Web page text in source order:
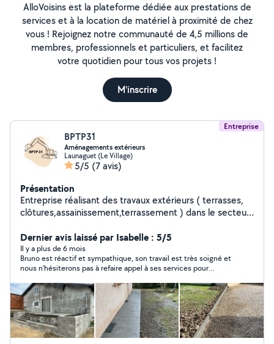
AlloVoisins est la plateforme dédiée aux prestations de
services et à la location de matériel à proximité de chez
vous ! Rejoignez notre communauté de 4,5 millions de
membres, professionnels et particuliers, et facilitez
votre quotidien pour tous vos projets !
M'inscrire
Entreprise
BPTP31
Aménagements extérieurs
Launaguet (Le Village)
5/5 (7 avis)
Présentation
Entreprise réalisant des travaux extérieurs ( terrasses,
clôtures,assainissement,terrassement ) dans le secteur
Dernier avis laissé par Isabelle : 5/5
Il y a plus de 6 mois
Bruno est réactif et sympathique, son travail est très soigné et
nous n'hésiterons pas à refaire appel à ses services pour